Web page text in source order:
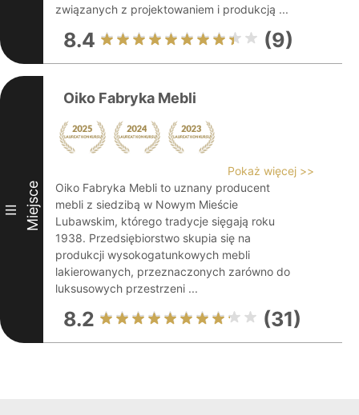
związanych z projektowaniem i produkcją ...
8.4 (9)
III Miejsce
Oiko Fabryka Mebli
Pokaż więcej >>
Oiko Fabryka Mebli to uznany producent
mebli z siedzibą w Nowym Mieście
Lubawskim, którego tradycje sięgają roku
1938. Przedsiębiorstwo skupia się na
produkcji wysokogatunkowych mebli
lakierowanych, przeznaczonych zarówno do
luksusowych przestrzeni ...
8.2 (31)